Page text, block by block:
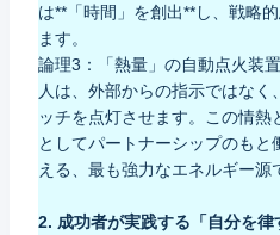
は**「時間」を創出**し、戦略
ます。
論理3：「熱量」の自動点火装
人は、外部からの指示ではな
ッチを点灯させます。この情
としてパートナーシップのも
える、最も強力なエネルギー源
2. 成功者が実践する「自分を